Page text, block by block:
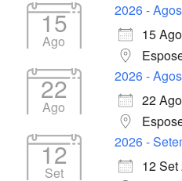
15
Ago
2026 -
15
22
Ago
2026 -
22
12
Set
2026 -
12 Set